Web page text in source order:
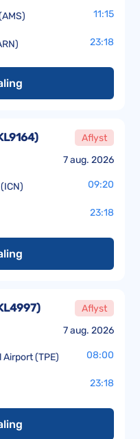
11:15
23:18
7 aug. 2026
) Aflyst
09:20
23:18
7 aug. 2026
) Aflyst
(TPE) 08:00
23:18